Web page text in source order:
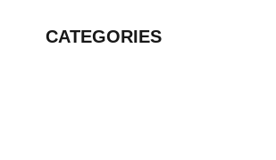
CATEGORIES